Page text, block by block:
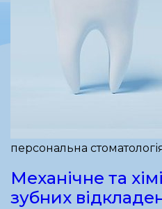
персональна
Механічне та
зубних